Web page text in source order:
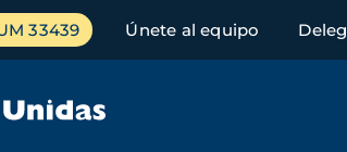
33439 Únete al equipo